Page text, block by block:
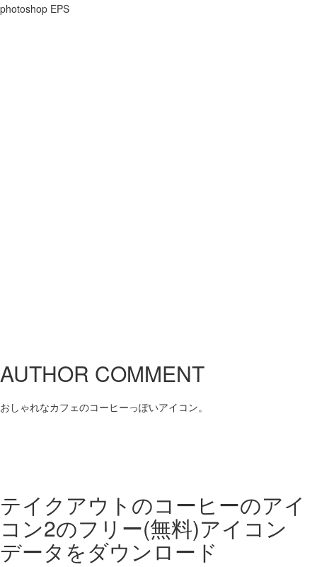
photoshop EPS
AUTHOR COMMENT
おしゃれなカフェのコーヒーっぽいアイコン。
テイクアウトのコーヒーのアイ
コン2のフリー(無料)アイコン
データをダウンロード